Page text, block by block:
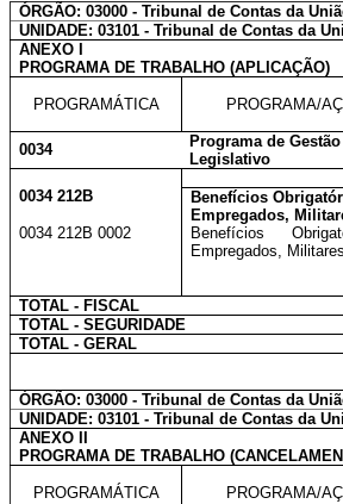
ÓRGÃO: 03000 - Tribunal de Contas da
UNIDADE: 03101 - Tribunal de Contas da
ANEXO I
PROGRAMA DE TRABALHO (APLICAÇÃO)
PROGRAMÁTICA PROGRAMA/
0034
Programa de
Legislativo
0034 212B
Benefícios
Empregados,
0034 212B 0002
Benefícios
Empregados,
TOTAL - FISCAL
TOTAL - SEGURIDADE
TOTAL - GERAL
ÓRGÃO: 03000 - Tribunal de Contas da
UNIDADE: 03101 - Tribunal de Contas da
ANEXO II
PROGRAMA DE TRABALHO
PROGRAMÁTICA PROGRAMA/